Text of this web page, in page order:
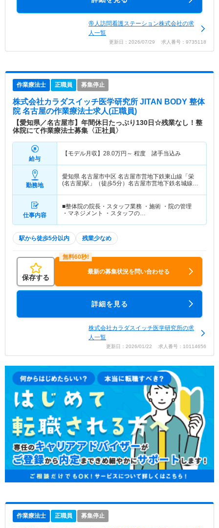
帝人訪問看護ステーション株式会社の求
人一覧
更新日：2026/07/29 求人番号：9735118
作業療法士 正職員 募集停止
株式会社カラダスイッチ医学研究所 JITAN BODY 整体
院 名古屋の作業療法士求人(正職員)
【愛知県／名古屋市】年間休日たっぷり130日☆残業なし！整
体院にて作業療法士募集〈正社員〉
給与
【モデル月収】 28.0万円～ 程度 諸手当込み
勤務地
愛知県 名古屋市中区 名古屋市営地下鉄東山線「栄
(名古屋)駅」（徒歩5分）名古屋市営地下鉄名城線
仕事内容
■整体院の院長・スタッフ業務 ・施術 ・院の管理
・マネジメント ・スタッフの…
駅から徒歩5分以内 残業少なめ
保存する
最新の募集状況を問い合わせる
詳細を見る
株式会社カラダスイッチ医学研究所の求
人一覧
更新日：2026/01/22 求人番号：10114656
作業療法士 正職員 募集停止